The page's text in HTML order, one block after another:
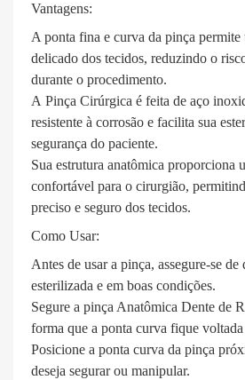
Vantagens:
A ponta fina e curva da pinça permite
delicado dos tecidos, reduzindo o
durante o procedimento.
A Pinça Cirúrgica é feita de aço
resistente à corrosão e facilita sua
segurança do paciente.
Sua estrutura anatômica proporciona
confortável para o cirurgião,
preciso e seguro dos tecidos.
Como Usar:
Antes de usar a pinça, assegure-se de
esterilizada e em boas condições.
Segure a pinça Anatômica Dente de
forma que a ponta curva fique
Posicione a ponta curva da pinça
deseja segurar ou manipular.